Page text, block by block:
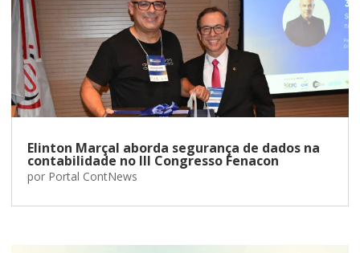
Elinton Marçal aborda segurança de dados na
contabilidade no III Congresso Fenacon
por Portal ContNews